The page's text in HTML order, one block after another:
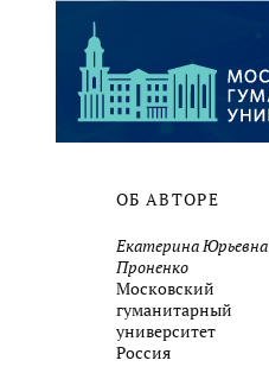
ОБ АВТОРЕ
Екатерина Юрьевна
Проненко
Московский
гуманитарный
университет
Россия